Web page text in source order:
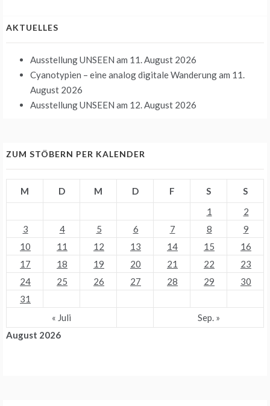
AKTUELLES
Ausstellung UNSEEN am 11. August 2026
Cyanotypien – eine analog digitale Wanderungam 11.
August 2026
Ausstellung UNSEEN am 12. August 2026
ZUM STÖBERN PER KALENDER
August 2026
M D M D F S
S
1
2
3
4 5 6 7 8
9
10
11 12 13 14 15
16
17
18 19 20 21 22
23
24
25 26 27 28 29
30
31
« Juli
Sep. »